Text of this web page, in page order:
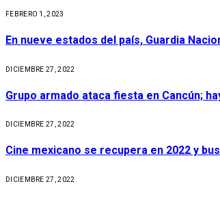
FEBRERO 1, 2023
En nueve estados del país, Guardia
DICIEMBRE 27, 2022
Grupo armado ataca fiesta en Cancún;
DICIEMBRE 27, 2022
Cine mexicano se recupera en 2022 y
DICIEMBRE 27, 2022